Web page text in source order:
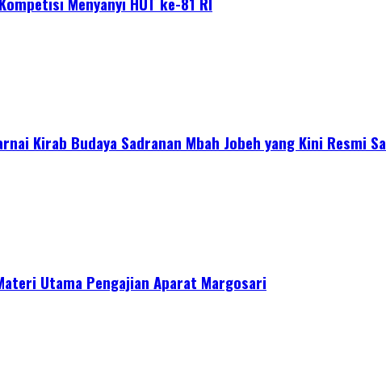
Kirab Budaya Sadranan Mbah Jobeh yang Kini Resmi
Utama Pengajian Aparat Margosari